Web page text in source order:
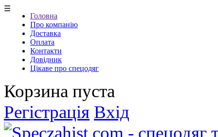
☰
Головна
Про компанію
Доставка
Оплата
Контакти
Довідник
Цікаве про спецодяг
Корзина пуста
Регістрація Вхід